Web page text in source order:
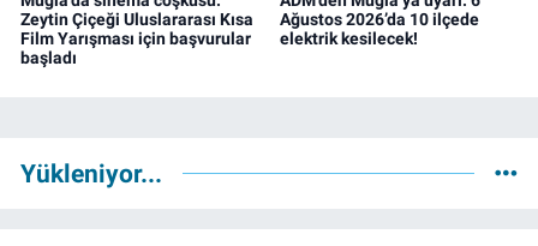
Zeytin Çiçeği Uluslararası Kısa
Film Yarışması için başvurular
başladı
Ağustos 2026’da 10 ilçede
elektrik kesilecek!
Yükleniyor...